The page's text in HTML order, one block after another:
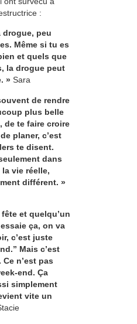
:
drogue, peu
Même si tu es
et quels que
la drogue peut
» Sara
de rendre
plus belle
de te faire croire
planer, c’est
te disent.
dans
vie réelle,
différent. »
et quelqu’un
ça, on va
c’est juste
Mais c’est
n’est pas
end. Ça
simplement
vite un